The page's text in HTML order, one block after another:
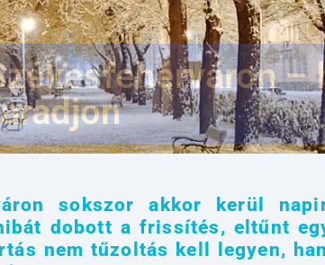
–
sokszor akkor kerül
dobott a frissítés, eltűnt
nem tűzoltás kell legyen,